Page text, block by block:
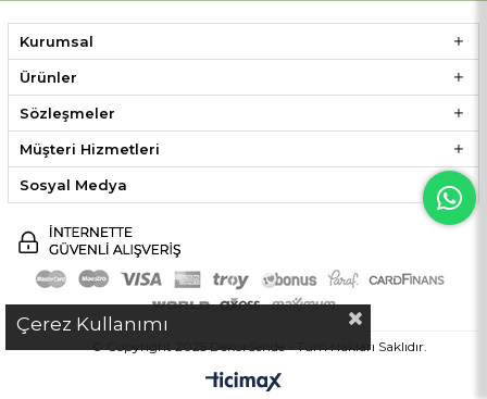
Kurumsal
Ürünler
Sözleşmeler
Müşteri Hizmetleri
Sosyal Medya
© Copyright 2025 DekorSende - Tüm Hakları Saklıdır.
Çerez Kullanımı